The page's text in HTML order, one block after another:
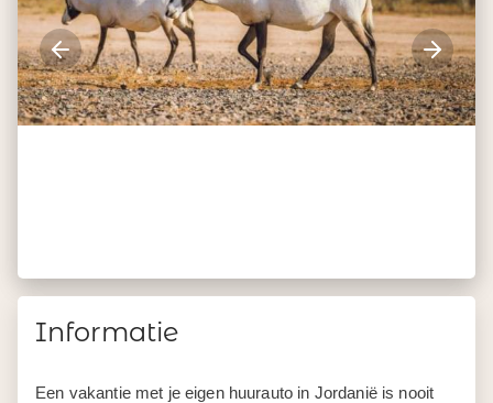
Informatie
Een vakantie met je eigen huurauto in Jordanië is nooit